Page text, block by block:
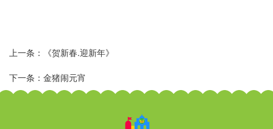
上一条：《贺新春.迎新年》
下一条：金猪闹元宵